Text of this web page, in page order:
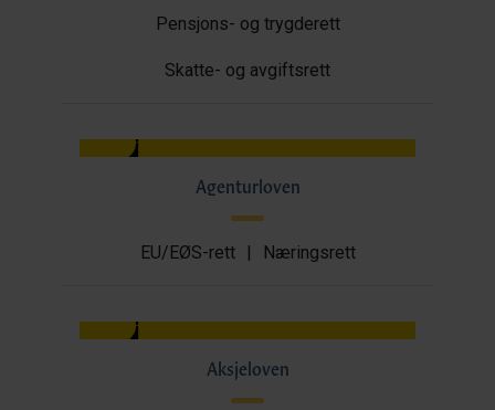
Pensjons- og trygderett
Skatte- og avgiftsrett
Agenturloven
EU/EØS-rett | Næringsrett
Aksjeloven